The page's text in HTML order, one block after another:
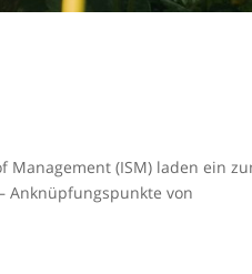
Management (ISM) laden ein
Anknüpfungspunkte von